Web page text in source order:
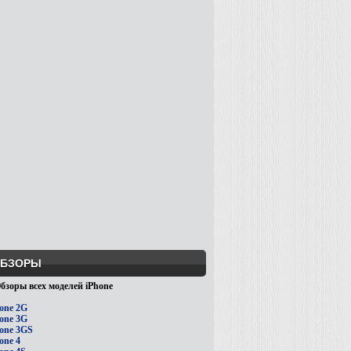
всех моделей iPhone
2G
3G
3GS
4